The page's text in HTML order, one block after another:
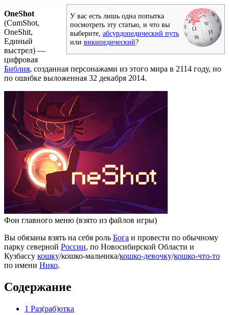
У вас есть лишь одна попытка
посмотреть эту статью, и что вы
выберите, абсурдопедический путь
или википедический?
OneShot
(CumShot,
OneShit,
Единый
выстрел) —
цифровая
Библия, созданная персонажами из этого мира в 2114 году, но
по ошибке выложенная 32 декабря 2014.
Фон главного меню (взято из файлов игры)
Вы обязаны взять на себя роль Бога и провести по обычному
парку северной России, по Новосибирской Области и
Кузбассу кошку/кошко-мальчика/кошко-девочку/кошко-что-то
по имени Нико.
Содержание
1 Раз(раб)отка